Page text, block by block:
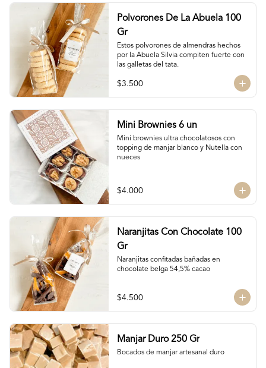
Polvorones De La Abuela 100
Gr
Estos polvorones de almendras hechos
por la Abuela Silvia compiten fuerte con
las galletas del tata.
$3.500
Mini Brownies 6 un
Mini brownies ultra chocolatosos con
topping de manjar blanco y Nutella con
nueces
$4.000
Naranjitas Con Chocolate 100
Gr
Naranjitas confitadas bañadas en
chocolate belga 54,5% cacao
$4.500
Manjar Duro 250 Gr
Bocados de manjar artesanal duro